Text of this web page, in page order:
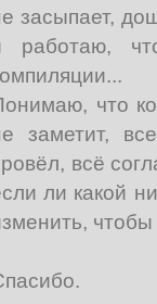
засыпает,
работаю,
что
заметит,
всё
ли какой